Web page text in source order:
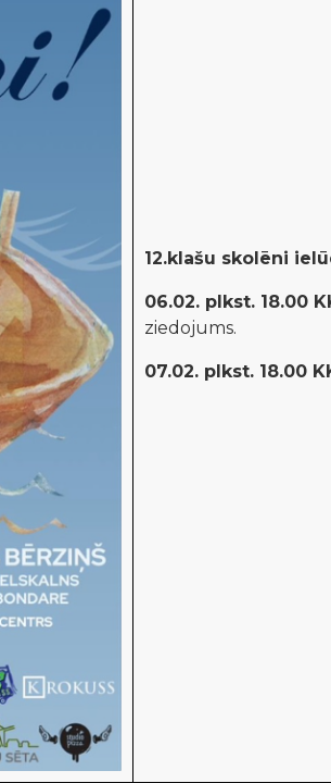
12.klašu skolēni
06.02. plkst. 18.00
ziedojums.
07.02. plkst. 18.00